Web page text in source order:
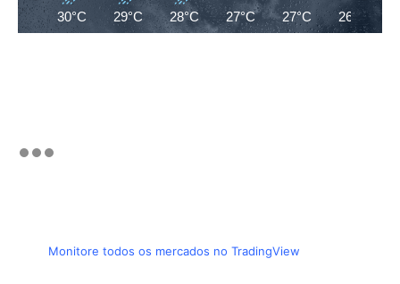
30°C 29°C 28°C 27°C 27°C 26°C
Monitore todos os mercados no TradingView